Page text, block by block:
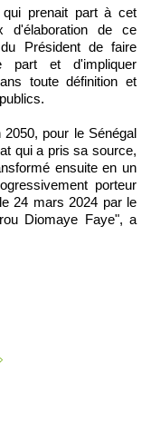
prenait part à cet
d'élaboration de ce
Président de faire
part et d'impliquer
toute définition et
pour le Sénégal
qui a pris sa source,
ensuite en un
porteur
24 mars 2024 par le
Diomaye Faye", a